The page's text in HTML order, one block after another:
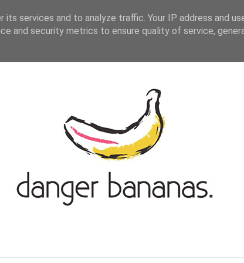
BLOGROLL KONTAKT
services and to analyze traffic. Your IP address and
and security metrics to ensure quality of service,